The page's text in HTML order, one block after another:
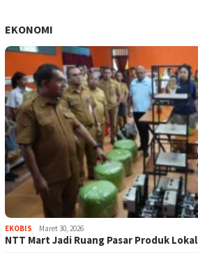
EKONOMI
EKOBIS Maret 30, 2026
NTT Mart Jadi Ruang Pasar Produk Lokal